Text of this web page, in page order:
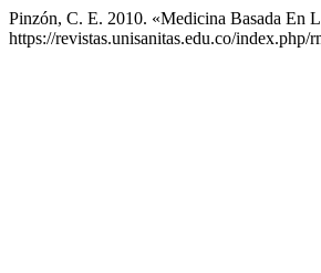
Pinzón, C. E. 2010. «Medicina Basada En
https://revistas.unisanitas.edu.co/index.php/